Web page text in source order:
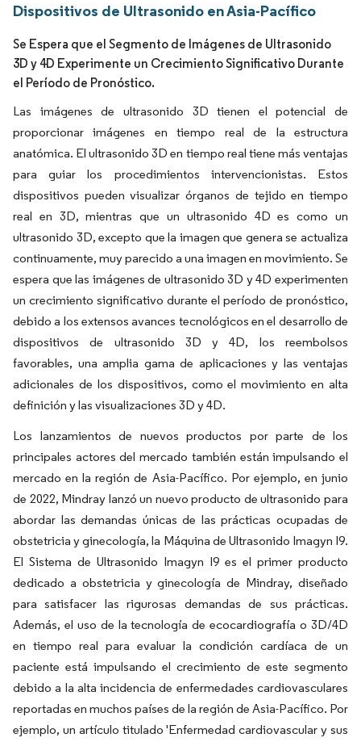
Dispositivos de Ultrasonido en Asia-Pacífico
Se Espera que el Segmento de Imágenes de Ultrasonido
3D y 4D Experimente un Crecimiento Significativo Durante
el Período de Pronóstico.
Las imágenes de ultrasonido 3D tienen el potencial de
proporcionar imágenes en tiempo real de la estructura
anatómica. El ultrasonido 3D en tiempo real tiene más ventajas
para guiar los procedimientos intervencionistas. Estos
dispositivos pueden visualizar órganos de tejido en tiempo
real en 3D, mientras que un ultrasonido 4D es como un
ultrasonido 3D, excepto que la imagen que genera se actualiza
continuamente, muy parecido a una imagen en movimiento. Se
espera que las imágenes de ultrasonido 3D y 4D experimenten
un crecimiento significativo durante el período de pronóstico,
debido a los extensos avances tecnológicos en el desarrollo de
dispositivos de ultrasonido 3D y 4D, los reembolsos
favorables, una amplia gama de aplicaciones y las ventajas
adicionales de los dispositivos, como el movimiento en alta
definición y las visualizaciones 3D y 4D.
Los lanzamientos de nuevos productos por parte de los
principales actores del mercado también están impulsando el
mercado en la región de Asia-Pacífico. Por ejemplo, en junio
de 2022, Mindray lanzó un nuevo producto de ultrasonido para
abordar las demandas únicas de las prácticas ocupadas de
obstetricia y ginecología, la Máquina de Ultrasonido Imagyn I9.
El Sistema de Ultrasonido Imagyn I9 es el primer producto
dedicado a obstetricia y ginecología de Mindray, diseñado
para satisfacer las rigurosas demandas de sus prácticas.
Además, el uso de la tecnología de ecocardiografía o 3D/4D
en tiempo real para evaluar la condición cardíaca de un
paciente está impulsando el crecimiento de este segmento
debido a la alta incidencia de enfermedades cardiovasculares
reportadas en muchos países de la región de Asia-Pacífico. Por
ejemplo, un artículo titulado 'Enfermedad cardiovascular y sus